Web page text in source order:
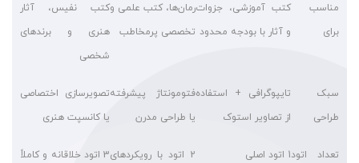
مناسب
برای
کتب آموزشی، جزوات
و آثار با بودجه محدود
رمان‌ها، کتب علمی و
تخصصی پرمخاطب
کتب نفیس، آثار
هنری و برندهای
شخصی
سبک
طراحی
تایپوگرافی + استفاده
از تصاویر استوک
فتومونتاژ پیشرفته
یا طراحی مدرن
تصویرسازی اختصاصی
یا کانسپت هنری
تعداد اتود1 اتود اصلی
2 اتود با رویکردهای
3 اتود خلاقانه و کاملاً